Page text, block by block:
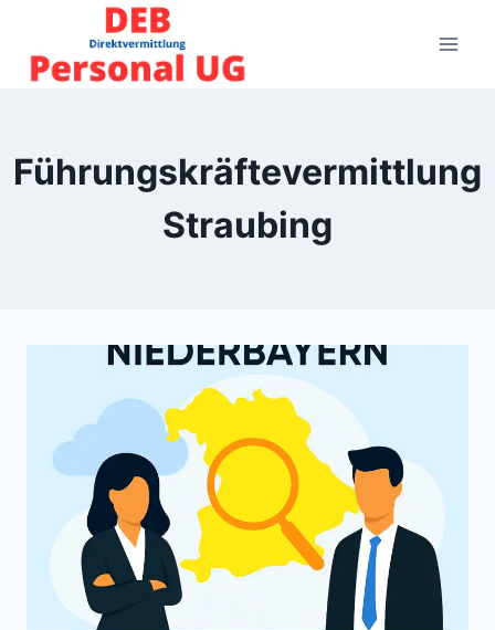
springen
Führungskräftevermittlung
Straubing